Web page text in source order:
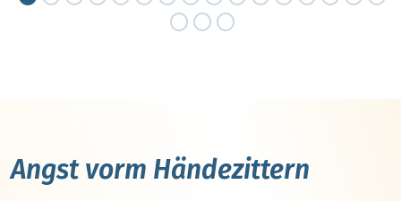
Angst vorm Händezittern